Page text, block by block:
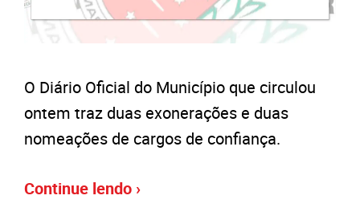
O Diário Oficial do Município que circulou
ontem traz duas exonerações e duas
nomeações de cargos de confiança.
Continue lendo ›